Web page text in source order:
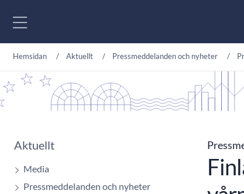
Hemsidan Aktuellt Pressmeddelanden och nyheter
Aktuellt
Media
Pressmeddelanden och nyheter